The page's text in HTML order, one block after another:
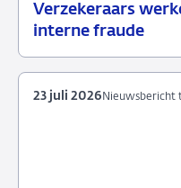
Verzekeraars
interne fraude
24
Nieuwsbericht
Nieuwsbericht
23 juli 2026